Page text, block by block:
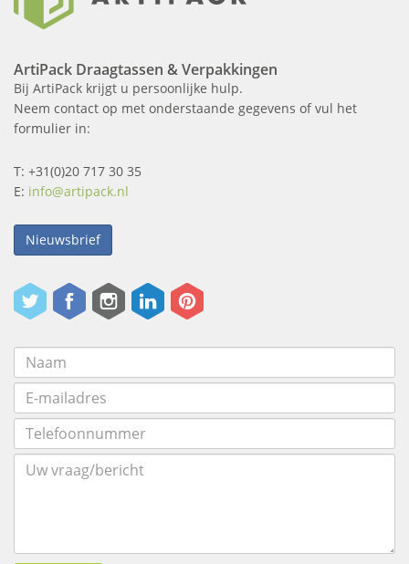
ArtiPack Draagtassen & Verpakkingen
Bij ArtiPack krijgt u persoonlijke hulp.
Neem contact op met onderstaande gegevens of vul het
formulier in:
T: +31(0)20 717 30 35
E: info@artipack.nl
Nieuwsbrief